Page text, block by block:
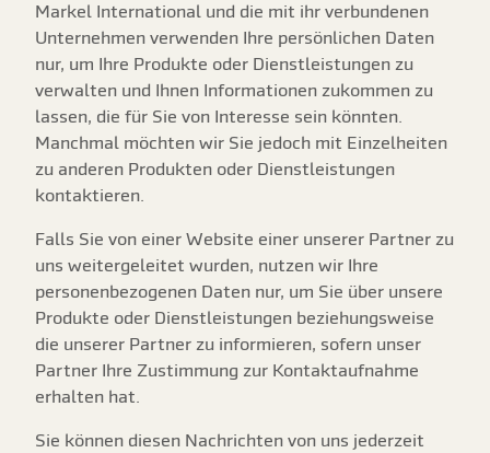
Markel International und die mit ihr verbundenen
Unternehmen verwenden Ihre persönlichen Daten
nur, um Ihre Produkte oder Dienstleistungen zu
verwalten und Ihnen Informationen zukommen zu
lassen, die für Sie von Interesse sein könnten.
Manchmal möchten wir Sie jedoch mit Einzelheiten
zu anderen Produkten oder Dienstleistungen
kontaktieren.
Falls Sie von einer Website einer unserer Partner zu
uns weitergeleitet wurden, nutzen wir Ihre
personenbezogenen Daten nur, um Sie über unsere
Produkte oder Dienstleistungen beziehungsweise
die unserer Partner zu informieren, sofern unser
Partner Ihre Zustimmung zur Kontaktaufnahme
erhalten hat.
Sie können diesen Nachrichten von uns jederzeit